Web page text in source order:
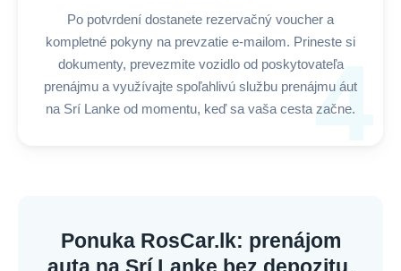
4
Po potvrdení dostanete rezervačný voucher a
kompletné pokyny na prevzatie e-mailom. Prineste si
dokumenty, prevezmite vozidlo od poskytovateľa
prenájmu a využívajte spoľahlivú službu prenájmu áut
na Srí Lanke od momentu, keď sa vaša cesta začne.
Ponuka RosCar.lk: prenájom